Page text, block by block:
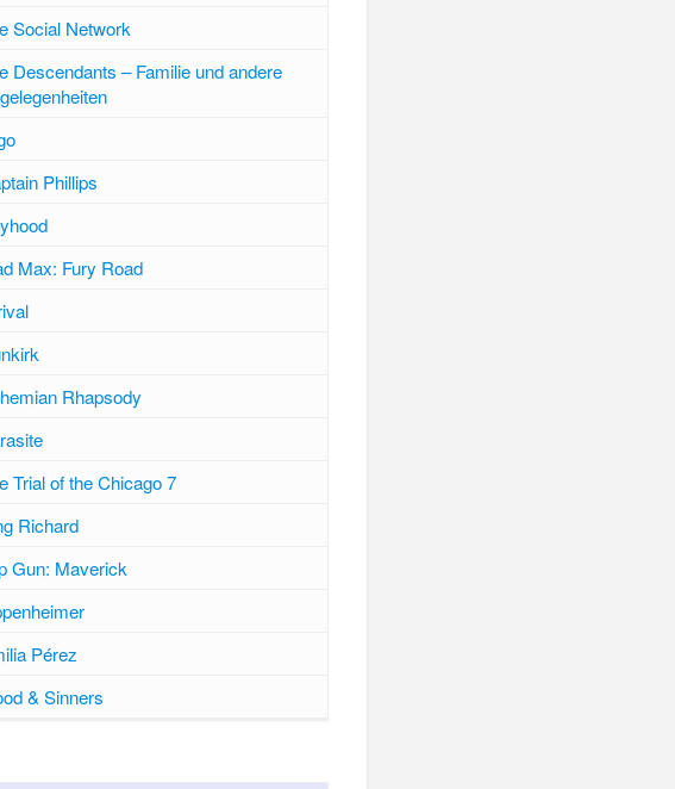
Social Network
Descendants – Familie und andere
Phillips
Max: Fury Road
Rhapsody
Trial of the Chicago 7
Richard
Gun: Maverick
Pérez
& Sinners